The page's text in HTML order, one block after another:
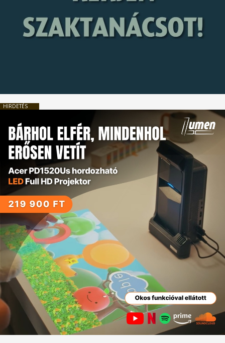
HIRDETÉS